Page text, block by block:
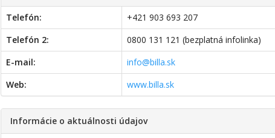
Telefón:
+421 903 693 207
Telefón 2:
0800 131 121 (bezplatná infolinka)
E-mail:
info@billa.sk
Web:
www.billa.sk
Informácie o aktuálnosti údajov